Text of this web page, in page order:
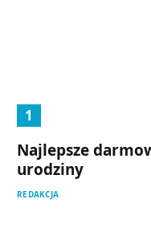
Najlepsze
urodziny
REDAKCJA